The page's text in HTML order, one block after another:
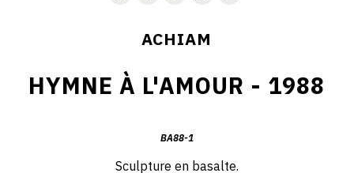
ACHIAM
HYMNE À L'AMOUR - 1988
BA88-1
Sculpture en basalte.